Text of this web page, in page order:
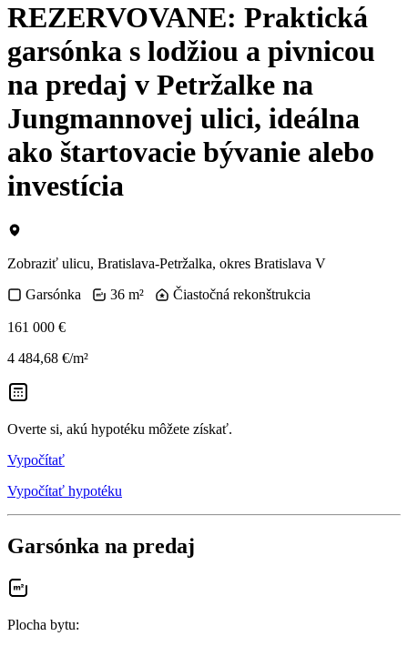
REZERVOVANE: Praktická
garsónka s lodžiou a pivnicou
na predaj v Petržalke na
Jungmannovej ulici, ideálna
ako štartovacie bývanie alebo
investícia
Zobraziť ulicu, Bratislava-Petržalka, okres Bratislava V
Garsónka
36 m² Čiastočná rekonštrukcia
161 000 €
4 484,68 €/m²
Overte si, akú hypotéku môžete získať.
Vypočítať
Vypočítať hypotéku
Garsónka na predaj
Plocha bytu: